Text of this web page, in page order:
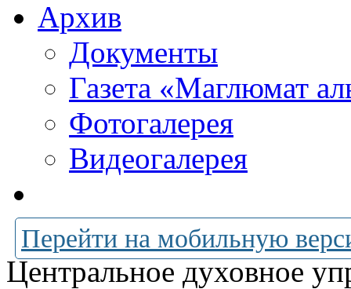
Архив
Документы
Газета «Маглюмат
Фотогалерея
Видеогалерея
Перейти на мобильную
Центральное духовное